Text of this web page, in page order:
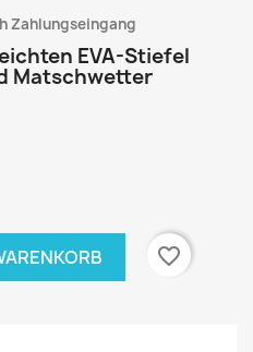
Zahlungseingang
EVA-Stiefel
Matschwetter
favorite_border